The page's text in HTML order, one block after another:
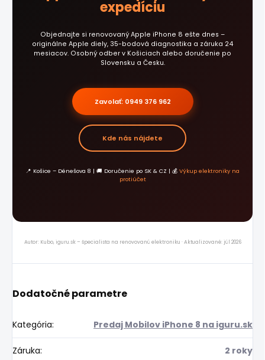
expedíciu
Objednajte si renovovaný Apple iPhone 8 ešte dnes –
originálne Apple diely, 35-bodová diagnostika a záruka 24
mesiacov. Osobný odber v Košiciach alebo doručenie po
Slovensku a Česku.
Zavolať: 0949 376 962
Kde nás nájdete
📍 Košice – Dénešova 8 | 🚚 Doručenie po SK & CZ | 💰 Výkup elektroniky na
protiúčet
Autor: Kubo, iguru.sk – špecialista na renovovanú elektroniku · Aktualizované: júl 2026
Dodatočné parametre
Kategória: Predaj Mobilov iPhone 8 na iguru.sk
Záruka: 2 roky